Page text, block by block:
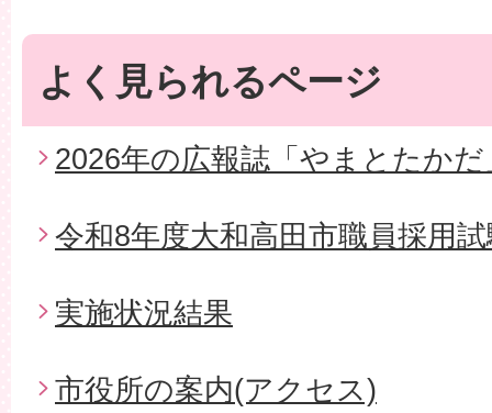
よく見られるページ
2026年の広報誌「やまとたかだ
令和8年度大和高田市職員採用
実施状況結果
市役所の案内(アクセス)